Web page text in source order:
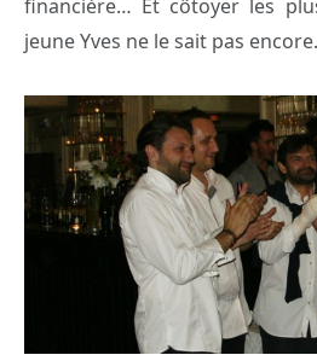
financière… Et côtoyer les
jeune Yves ne le sait pas encore.